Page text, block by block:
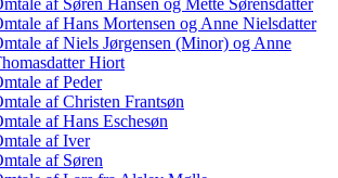
af Søren Hansen og Mette Sørensdatter
af Hans Mortensen og Anne Nielsdatter
af Niels Jørgensen (Minor) og Anne
Hiort
af Peder
af Christen Frantsøn
af Hans Eschesøn
af Iver
af Søren